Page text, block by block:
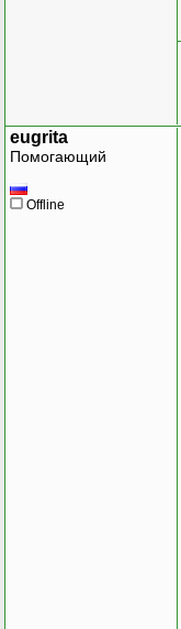
eugrita
Помогающий
Offline